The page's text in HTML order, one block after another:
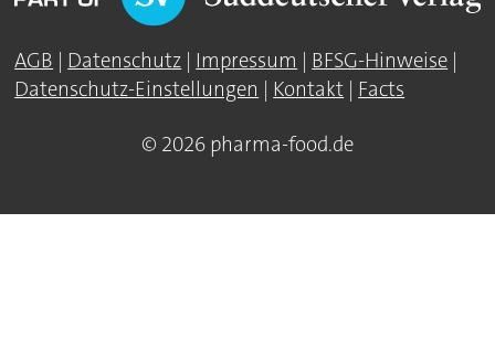
AGB Datenschutz Impressum BFSG-Hinweise
Datenschutz-Einstellungen
Kontakt Facts
© 2026 pharma-food.de